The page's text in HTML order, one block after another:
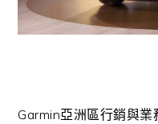
Garmin亞洲區行銷與業